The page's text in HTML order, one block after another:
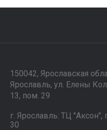
150042, Ярославская
Ярославль, ул. Елены
13, пом. 29
г. Ярославль: ТЦ "Аксон",
30